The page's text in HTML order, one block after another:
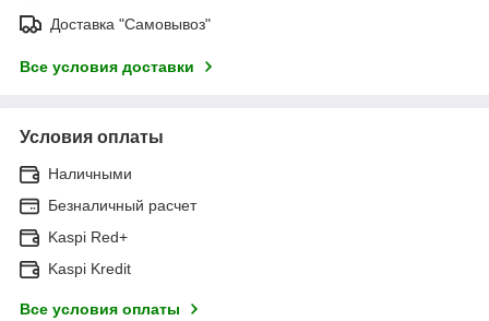
Доставка "Самовывоз"
Все условия доставки
Условия оплаты
Наличными
Безналичный расчет
Kaspi Red+
Kaspi Kredit
Все условия оплаты